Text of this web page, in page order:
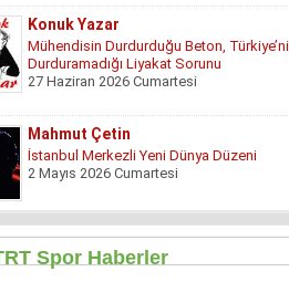
Mahmut Çetin
İstanbul Merkezli Yeni Dünya Düzeni
2 Mayıs 2026 Cumartesi
Muhterem Turan
Eskişehir’de Görünmeyen Hayır Kapısı
8 Şubat 2026 Pazar
Özgür TIKIZ
Şehir Merkezinde Tepinmeyi Bırakın Artık